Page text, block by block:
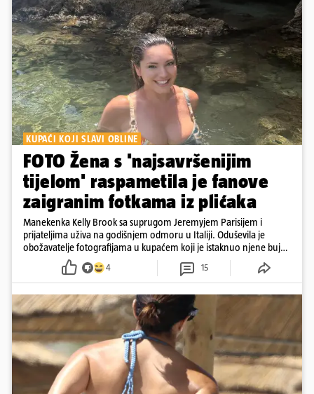
KUPAĆI KOJI SLAVI OBLINE
FOTO Žena s 'najsavršenijim
tijelom' raspametila je fanove
zaigranim fotkama iz plićaka
Manekenka Kelly Brook sa suprugom Jeremyjem Parisijem i
prijateljima uživa na godišnjem odmoru u Italiji. Oduševila je
obožavatelje fotografijama u kupaćem koji je istaknuo njene bujne
4 15